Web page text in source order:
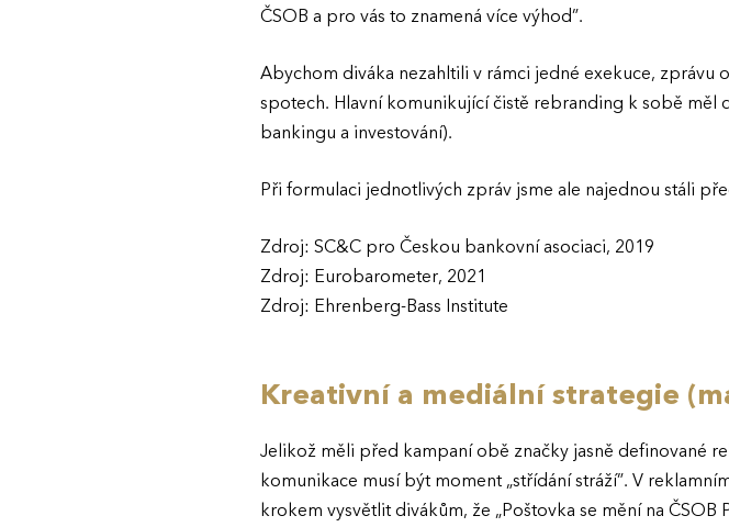
ČSOB a pro vás to znamená více výhod”.
Abychom diváka nezahltili v rámci jedné exekuce, zprávu
spotech. Hlavní komunikující čistě rebranding k sobě
bankingu a investování).
Při formulaci jednotlivých zpráv jsme ale najednou stáli
Zdroj: SC&C pro Českou bankovní asociaci, 2019
Zdroj: Eurobarometer, 2021
Zdroj: Ehrenberg-Bass Institute
Kreativní a mediální strategie
Jelikož měli před kampaní obě značky jasně definované
komunikace musí být moment „střídání stráží”. V
krokem vysvětlit divákům, že „Poštovka se mění na